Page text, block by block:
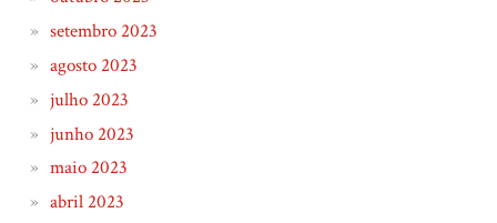
setembro 2023
agosto 2023
julho 2023
junho 2023
maio 2023
abril 2023